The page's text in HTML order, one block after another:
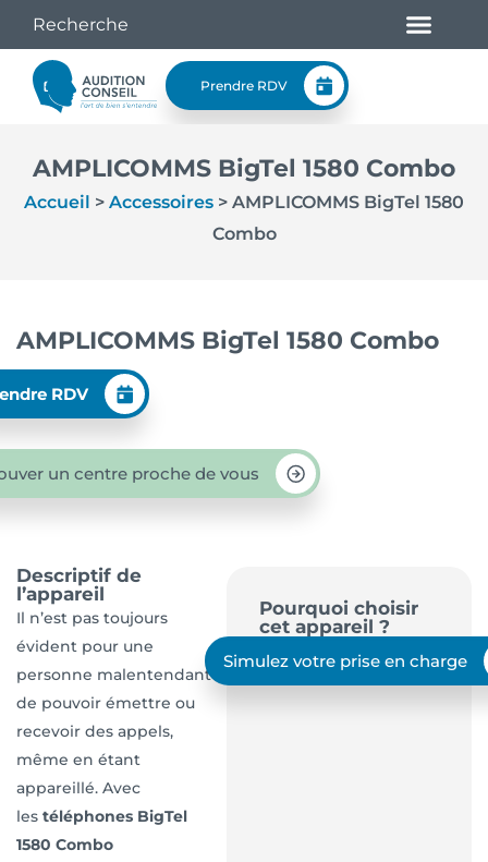
Prendre RDV
AMPLICOMMS BigTel 1580 Combo
Accueil > Accessoires > AMPLICOMMS BigTel 1580
Combo
AMPLICOMMS BigTel 1580 Combo
RDV
un centre proche de vous
Descriptif de
l’appareil
Il n’est pas toujours
évident pour une
personne malentendante
de pouvoir émettre ou
recevoir des appels,
même en étant
appareillé. Avec
les téléphones BigTel
1580 Combo
Pourquoi choisir
cet appareil ?
Simulez votre prise en charge